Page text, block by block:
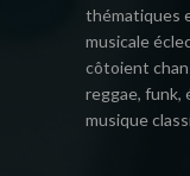
thématiques
musicale
côtoient
reggae, funk,
musique